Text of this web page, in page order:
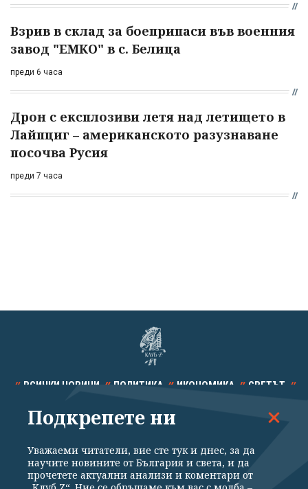
Взрив в склад за боеприпаси във военния
завод "ЕМКО" в с. Белица
преди 6 часа
Дрон с експлозиви летя над летището в
Лайпциг – американското разузнаване
посочва Русия
преди 7 часа
ВСИЧКИ НОВИНИ ПОЛИТИКА ИКОНОМИКА СВЕТЪТ
СПОРТ КУЛТУРА ТЕХНОЛОГИИ КАЛЕЙДОСКОП
Подкрепете ни
Уважаеми читатели, вие сте тук и днес, за да
научите новините от България и света, и да
прочетете актуални анализи и коментари от